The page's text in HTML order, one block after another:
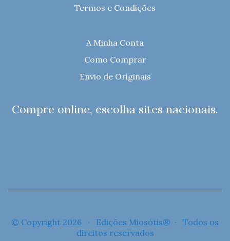
Termos e Condições
A Minha Conta
Como Comprar
Envio de Originais
Compre online, escolha sites nacionais.
© Copyright 2026 · Edições Miosótis® · Todos os
direitos reservados